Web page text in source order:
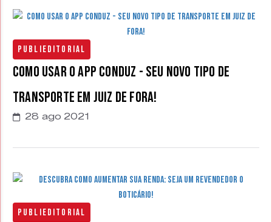
Publieditorial
Como usar o app Conduz - seu novo tipo de
transporte em Juiz de Fora!
28 ago 2021
Publieditorial